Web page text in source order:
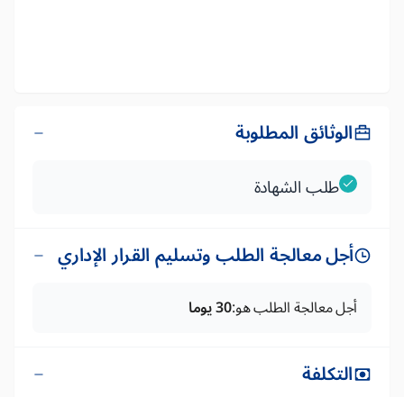
الوثائق المطلوبة
طلب الشهادة
أجل معالجة الطلب وتسليم القرار الإداري
أجل معالجة الطلب هو:30 يوما
التكلفة